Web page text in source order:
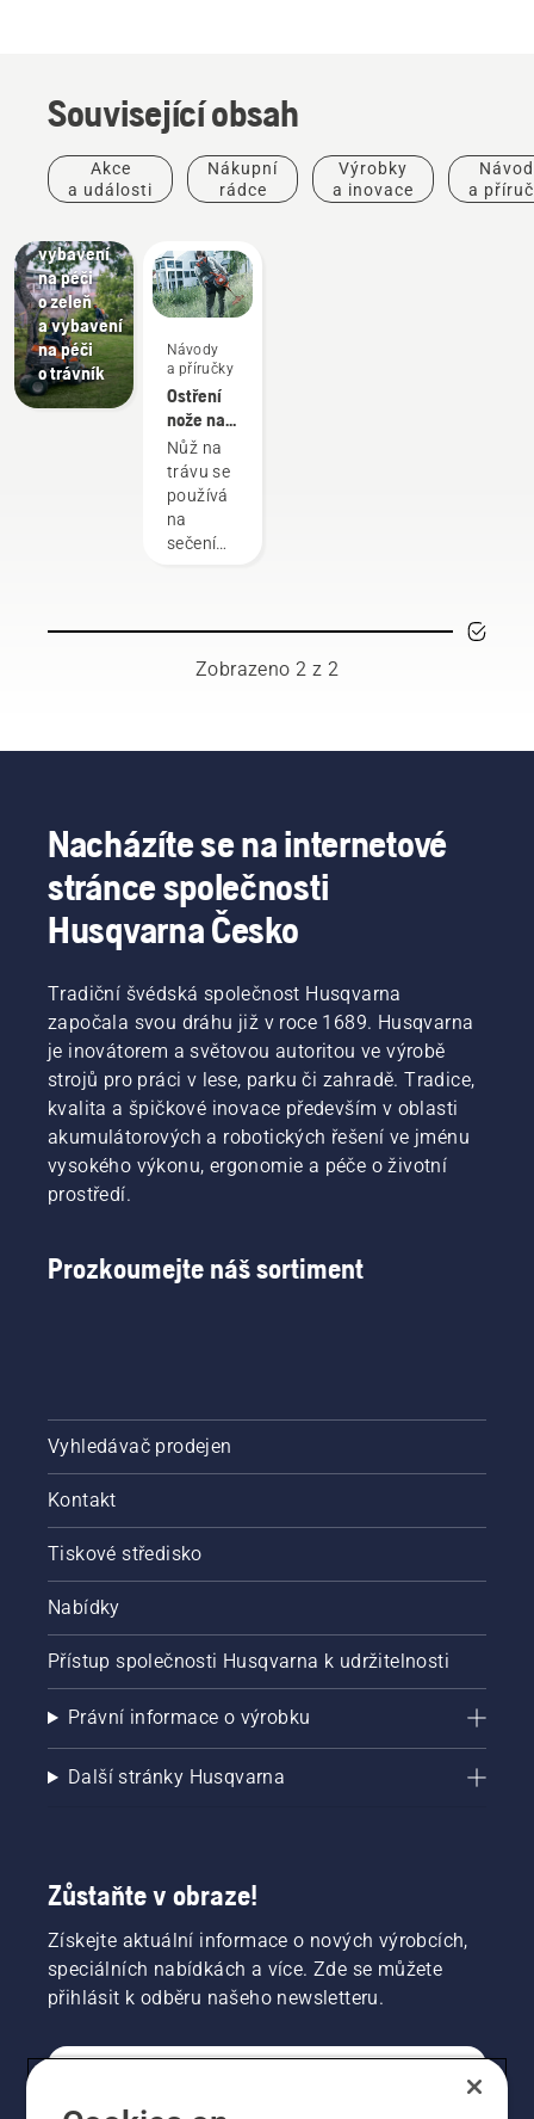
Související obsah
Akce
a události
Nákupní
rádce
Výrobky
a inovace
a
Péče
Nástroje
na péči
o zeleň,
vybavení
na péči
o zeleň
a vybavení
na péči
o trávník
Návody
a příručky
Ostření
nože na
trávu
Nůž na
trávu se
používá
na
sečení
kterou
vyžínač
seče
snadno,
rychleji
a efektivněji.
Postup
ostření
nože na
trávu
najdete
v tomto
krátkém
videu.
Zobrazeno 2 z 2
Nacházíte se na internetové
stránce společnosti
Husqvarna Česko
Tradiční švédská společnost Husqvarna
započala svou dráhu již v roce 1689. Husqvarna
je inovátorem a světovou autoritou ve výrobě
strojů pro práci v lese, parku či zahradě. Tradice,
kvalita a špičkové inovace především v oblasti
akumulátorových a robotických řešení ve jménu
vysokého výkonu, ergonomie a péče o životní
prostředí.
Prozkoumejte náš sortiment
Vyhledávač prodejen
Kontakt
Tiskové středisko
Nabídky
Přístup společnosti Husqvarna k udržitelnosti
Právní informace o výrobku
Další stránky Husqvarna
Zůstaňte v obraze!
Získejte aktuální informace o nových výrobcích,
speciálních nabídkách a více. Zde se můžete
přihlásit k odběru našeho newsletteru.